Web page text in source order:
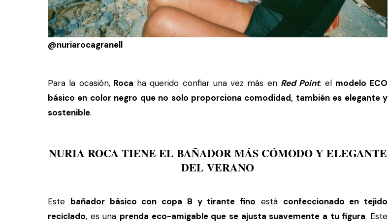
@nuriarocagranell
Para la ocasión,Roca ha querido confiar una vez más en Red Point: el modelo ECO
básico en color negro que no solo proporciona comodidad, también es elegante y
sostenible.
NURIA ROCA TIENE EL BAÑADOR MÁS CÓMODO Y ELEGANTE
DEL VERANO
Este bañador básico con copa B y tirante fino está confeccionado en tejido
reciclado, es una prenda eco-amigable que se ajusta suavemente a tu figura. Este